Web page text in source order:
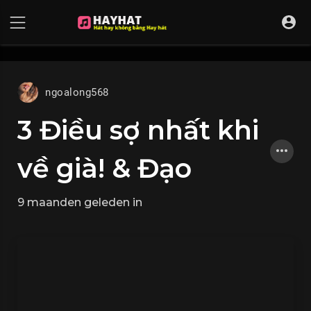
ngoalong568
3 Điều sợ nhất khi
về già! & Đạo
9 maanden geleden in